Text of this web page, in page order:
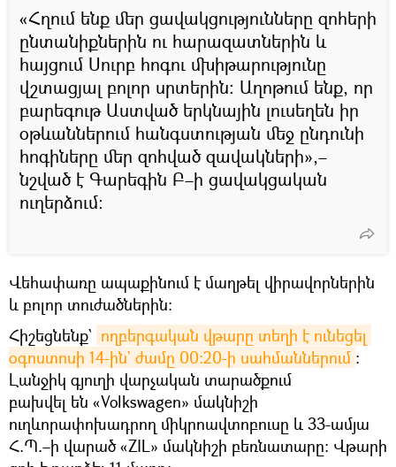
«Հղում ենք մեր ցավակցությունները զոհերի
ընտանիքներին ու հարազատներին և
հայցում Սուրբ հոգու մխիթարությունը
վշտացյալ բոլոր սրտերին։ Աղոթում ենք, որ
բարեգութ Աստված երկնային լուսեղեն իր
օթևաններում հանգստության մեջ ընդունի
հոգիները մեր զոհված զավակների»,–
նշված է Գարեգին Բ–ի ցավակցական
ուղերձում։
Վեհափառը ապաքինում է մաղթել վիրավորներին
և բոլոր տուժածներին:
Հիշեցնենք` ողբերգական վթարը տեղի է ունեցել
օգոստոսի 14-ին` ժամը 00:20-ի սահմաններում ։
Լանջիկ գյուղի վարչական տարածքում
բախվել են «Volkswagen» մակնիշի
ուղևորափոխադրող միկրոավտոբուսը և 33-ամյա
Հ.Պ.–ի վարած «ZIL» մակնիշի բեռնատարը։ Վթարի